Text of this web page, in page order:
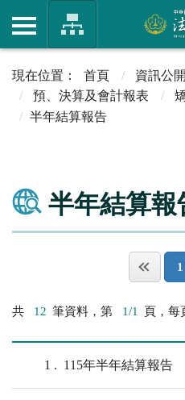
首頁 資訊公開
預、決算及會計報表
半年結算報告
半年結算報
1
共 12 筆資料，第 1/1 頁，每
1 115年半年結算報告